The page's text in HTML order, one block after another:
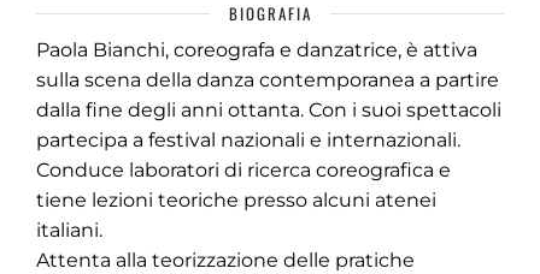
BIOGRAFIA
Paola Bianchi, coreografa e danzatrice, è attiva
sulla scena della danza contemporanea a partire
dalla fine degli anni ottanta. Con i suoi spettacoli
partecipa a festival nazionali e internazionali.
Conduce laboratori di ricerca coreografica e
tiene lezioni teoriche presso alcuni atenei
italiani.
Attenta alla teorizzazione delle pratiche